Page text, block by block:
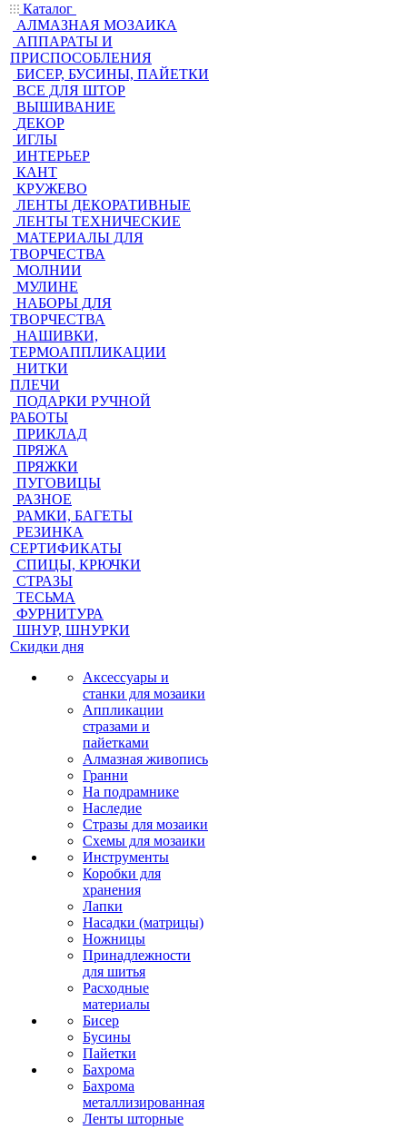
Каталог
АЛМАЗНАЯ МОЗАИКА
АППАРАТЫ И
ПРИСПОСОБЛЕНИЯ
БИСЕР, БУСИНЫ, ПАЙЕТКИ
ВСЕ ДЛЯ ШТОР
ВЫШИВАНИЕ
ДЕКОР
ИГЛЫ
ИНТЕРЬЕР
КАНТ
КРУЖЕВО
ЛЕНТЫ ДЕКОРАТИВНЫЕ
ЛЕНТЫ ТЕХНИЧЕСКИЕ
МАТЕРИАЛЫ ДЛЯ
ТВОРЧЕСТВА
МОЛНИИ
МУЛИНЕ
НАБОРЫ ДЛЯ
ТВОРЧЕСТВА
НАШИВКИ,
ТЕРМОАППЛИКАЦИИ
НИТКИ
ПЛЕЧИ
ПОДАРКИ РУЧНОЙ
РАБОТЫ
ПРИКЛАД
ПРЯЖА
ПРЯЖКИ
ПУГОВИЦЫ
РАЗНОЕ
РАМКИ, БАГЕТЫ
РЕЗИНКА
СЕРТИФИКАТЫ
СПИЦЫ, КРЮЧКИ
СТРАЗЫ
ТЕСЬМА
ФУРНИТУРА
ШНУР, ШНУРКИ
Скидки дня
Аксессуары и
станки для мозаики
Аппликации
стразами и
пайетками
Алмазная живопись
Гранни
На подрамнике
Наследие
Стразы для мозаики
Схемы для мозаики
Инструменты
Коробки для
хранения
Лапки
Насадки (матрицы)
Ножницы
Принадлежности
для шитья
Расходные
материалы
Бисер
Бусины
Пайетки
Бахрома
Бахрома
металлизированная
Ленты шторные